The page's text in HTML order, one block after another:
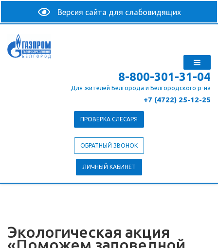
8-800-301-31-04
Для жителей Белгорода и Белгородского р-на
+7 (4722) 25-12-25
ПРОВЕРКА СЛЕСАРЯ
ОБРАТНЫЙ ЗВОНОК
ЛИЧНЫЙ КАБИНЕТ
Экологическая акция